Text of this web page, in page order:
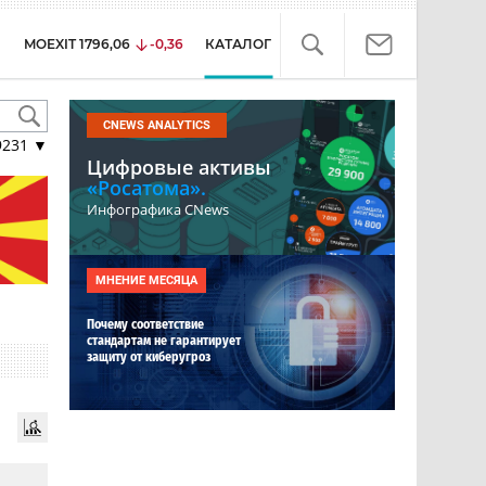
MOEXIT 1796,06 -0,36 КАТАЛОГ
▼
CNEWS ANALYTICS
Цифровые активы
«Росатома».
Инфографика CNews
МНЕНИЕ МЕСЯЦА
Почему соответствие
стандартам не гарантирует
защиту от киберугроз